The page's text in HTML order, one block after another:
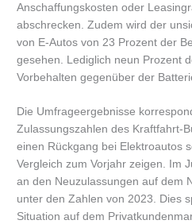
Anschaffungskosten oder
abschrecken. Zudem wird der
von E-Autos von 23 Prozent der
gesehen. Lediglich neun Prozent
Vorbehalten gegenüber der
Die Umfrageergebnisse
Zulassungszahlen des Kraftfahrt-
einen Rückgang bei Elektroautos
Vergleich zum Vorjahr zeigen. Im
an den Neuzulassungen auf dem
unter den Zahlen von 2023. Dies
Situation auf dem